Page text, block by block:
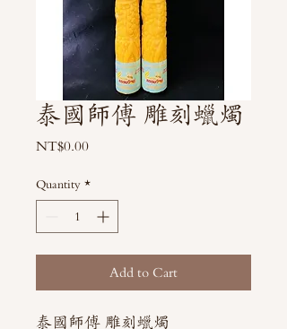
泰國師傅 雕刻蠟燭
NT$0.00Price
Quantity *
Add to Cart
泰國師傅 雕刻蠟燭